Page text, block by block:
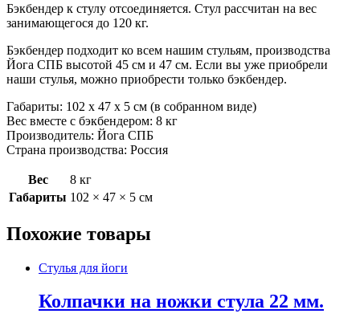
Бэкбендер к стулу отсоединяется. Стул рассчитан на вес
занимающегося до 120 кг.
Бэкбендер подходит ко всем нашим стульям, производства
Йога СПБ высотой 45 см и 47 см. Если вы уже приобрели
наши стулья, можно приобрести только бэкбендер.
Габариты: 102 x 47 х 5 см (в собранном виде)
Вес вместе с бэкбендером: 8 кг
Производитель: Йога СПБ
Страна производства: Россия
Вес
8 кг
Габариты 102 × 47 × 5 см
Похожие товары
Стулья для йоги
Колпачки на ножки стула 22 мм.